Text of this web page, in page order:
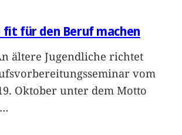
fit für den Beruf machen
ältere Jugendliche richtet
vom
Oktober unter dem Motto
…